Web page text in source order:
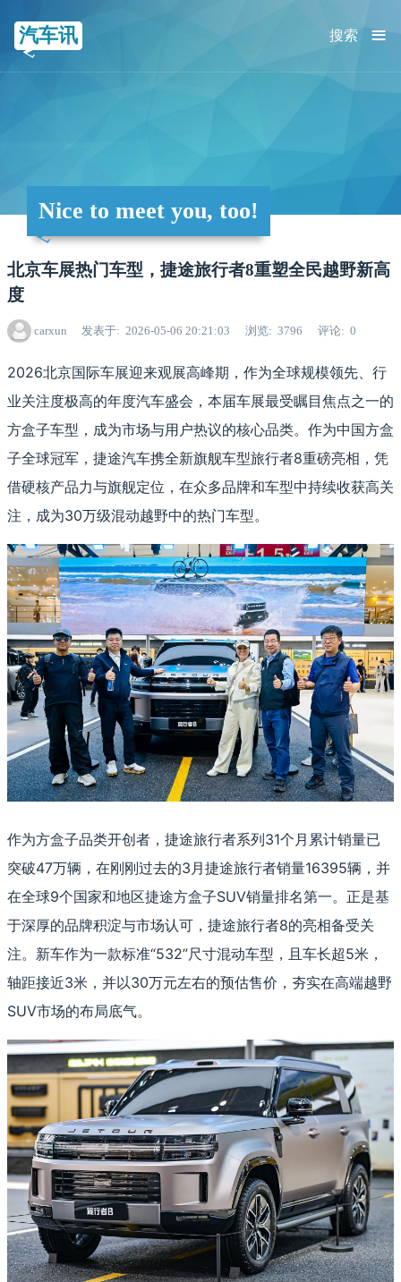
汽车讯 ≡
搜索
Nice to meet you, too!
北京车展热门车型，捷途旅行者8重塑全民越野新高
度
carxun 发表于 2026-05-06 20:21:03 浏览 3796 评论 0
2026北京国际车展迎来观展高峰期，作为全球规模领先、行
业关注度极高的年度汽车盛会，本届车展最受瞩目焦点之一的
方盒子车型，成为市场与用户热议的核心品类。作为中国方盒
子全球冠军，捷途汽车携全新旗舰车型旅行者8重磅亮相，凭
借硬核产品力与旗舰定位，在众多品牌和车型中持续收获高关
注，成为30万级混动越野中的热门车型。
作为方盒子品类开创者，捷途旅行者系列31个月累计销量已
突破47万辆，在刚刚过去的3月捷途旅行者销量16395辆，并
在全球9个国家和地区捷途方盒子SUV销量排名第一。正是基
于深厚的品牌积淀与市场认可，捷途旅行者8的亮相备受关
注。新车作为一款标准“532”尺寸混动车型，且车长超5米，
轴距接近3米，并以30万元左右的预估售价，夯实在高端越野
SUV市场的布局底气。